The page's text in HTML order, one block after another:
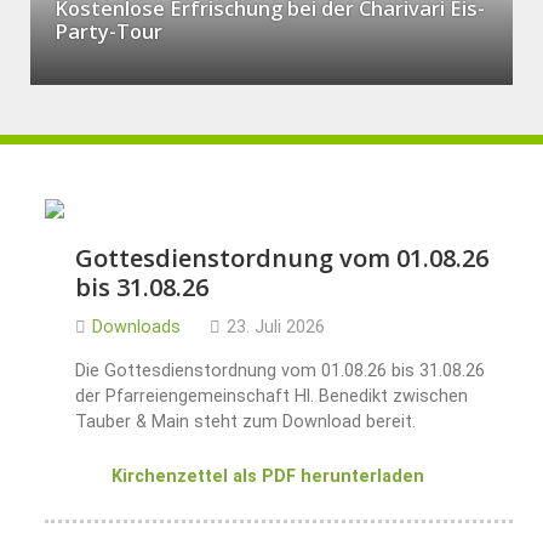
Kostenlose Erfrischung bei der Charivari Eis-
Party-Tour
Gottesdienstordnung vom 01.08.26
bis 31.08.26
Downloads 23. Juli 2026
Die Gottesdienstordnung vom 01.08.26 bis 31.08.26
der Pfarreiengemeinschaft Hl. Benedikt zwischen
Tauber & Main steht zum Download bereit.
Kirchenzettel als PDF herunterladen